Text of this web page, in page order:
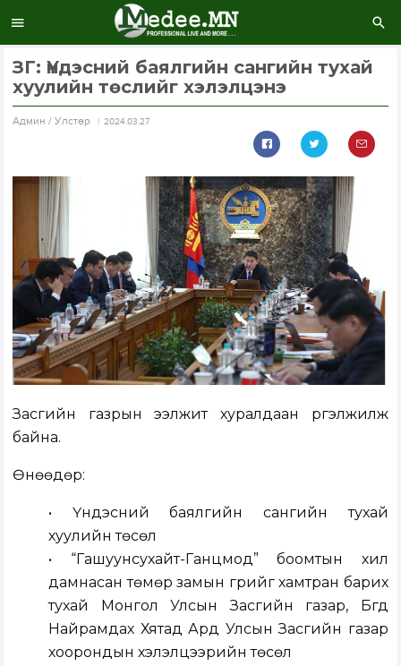
ЗГ: Үндэсний баялгийн сангийн тухай
хуулийн төслийг хэлэлцэнэ
Aдмин / Улстөр 2024.03.27
Засгийн газрын ээлжит хуралдаан үргэлжилж
байна.
Өнөөдөр:
• Үндэсний баялгийн сангийн тухай
хуулийн төсөл
• “Гашуунсухайт-Ганцмод” боомтын хил
дамнасан төмөр замын гүүрийг хамтран барих
тухай Монгол Улсын Засгийн газар, Бүгд
Найрамдах Хятад Ард Улсын Засгийн газар
хоорондын хэлэлцээрийн төсөл